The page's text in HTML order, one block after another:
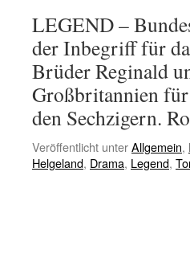
LEGEND –
der Inbegriff für
Brüder Reginald
Großbritannien
den Sechzigern.
Veröffentlicht unterAllgemein,
Helgeland, Drama, Legend,